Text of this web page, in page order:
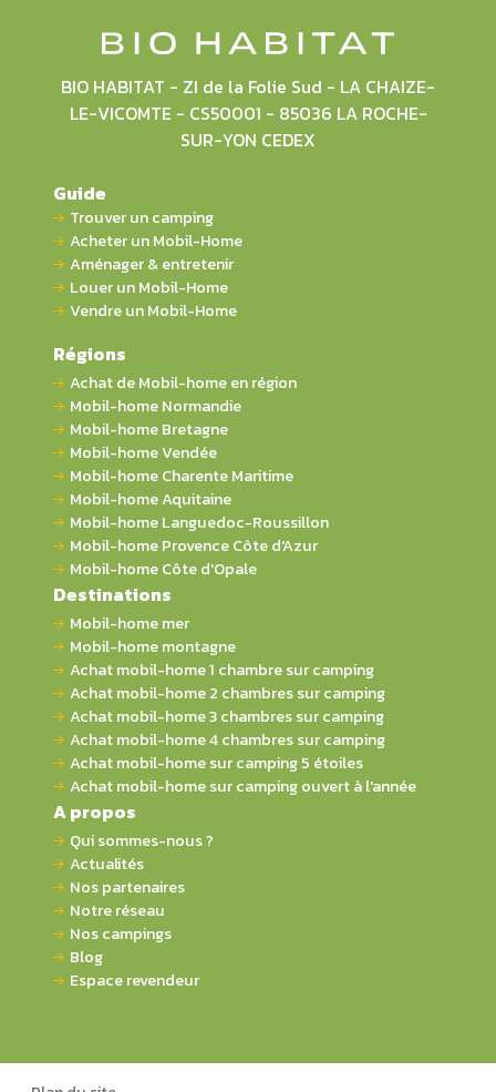
BIO HABITAT - ZI de la Folie Sud - LA CHAIZE-
LE-VICOMTE - CS50001 - 85036 LA ROCHE-
SUR-YON CEDEX
Guide
Trouver un camping
Acheter un Mobil-Home
Aménager & entretenir
Louer un Mobil-Home
Vendre un Mobil-Home
Régions
Achat de Mobil-home en région
Mobil-home Normandie
Mobil-home Bretagne
Mobil-home Vendée
Mobil-home Charente Maritime
Mobil-home Aquitaine
Mobil-home Languedoc-Roussillon
Mobil-home Provence Côte d'Azur
Mobil-home Côte d'Opale
Destinations
Mobil-home mer
Mobil-home montagne
Achat mobil-home 1 chambre sur camping
Achat mobil-home 2 chambres sur camping
Achat mobil-home 3 chambres sur camping
Achat mobil-home 4 chambres sur camping
Achat mobil-home sur camping 5 étoiles
Achat mobil-home sur camping ouvert à l'année
A propos
Qui sommes-nous ?
Actualités
Nos partenaires
Notre réseau
Nos campings
Blog
Espace revendeur